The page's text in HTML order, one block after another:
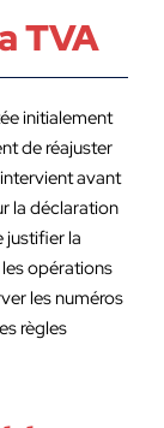
TVA
initialement
de réajuster
avant
la déclaration
justifier la
opérations
les numéros
règles